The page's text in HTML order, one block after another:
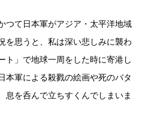
て日本軍がアジア・太平洋地域
を思うと、私は深い悲しみに襲わ
ト」で地球一周をした時に寄港し
本軍による殺戮の絵画や死のバタ
息を呑んで立ちすくんでしまいま